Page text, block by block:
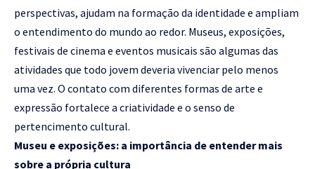
perspectivas, ajudam na formação da identidade e ampliam
o entendimento do mundo ao redor. Museus, exposições,
festivais de cinema e eventos musicais são algumas das
atividades que todo jovem deveria vivenciar pelo menos
uma vez. O contato com diferentes formas de arte e
expressão fortalece a criatividade e o senso de
pertencimento cultural.
Museu e exposições: a importância de entender mais
sobre a própria cultura